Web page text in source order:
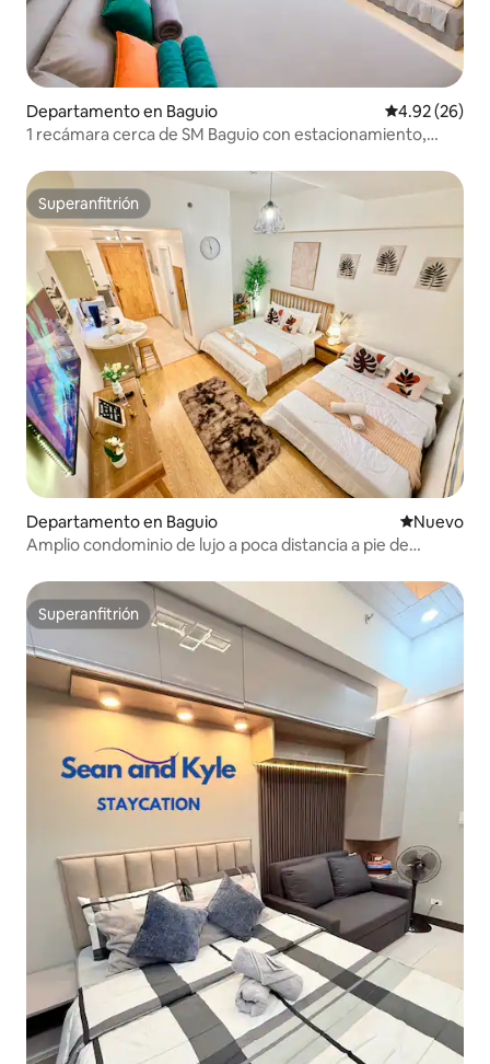
Departamento en Baguio Calificación
4.92 (26)
1 recámara cerca de SM Baguio con estacionamiento,
Superanfitrión
Superanfitrión
Departamento en Baguio Nuevo
Nuevo
Amplio condominio de lujo a poca distancia a pie de
Superanfitrión
Superanfitrión